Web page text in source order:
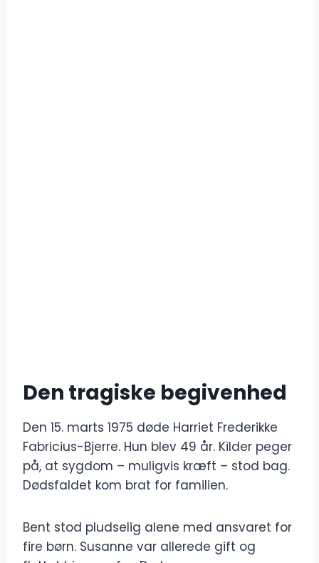
Den tragiske begivenhed
Den 15. marts 1975 døde Harriet Frederikke
Fabricius-Bjerre. Hun blev 49 år. Kilder peger
på, at sygdom – muligvis kræft – stod bag.
Dødsfaldet kom brat for familien.
Bent stod pludselig alene med ansvaret for
fire børn. Susanne var allerede gift og